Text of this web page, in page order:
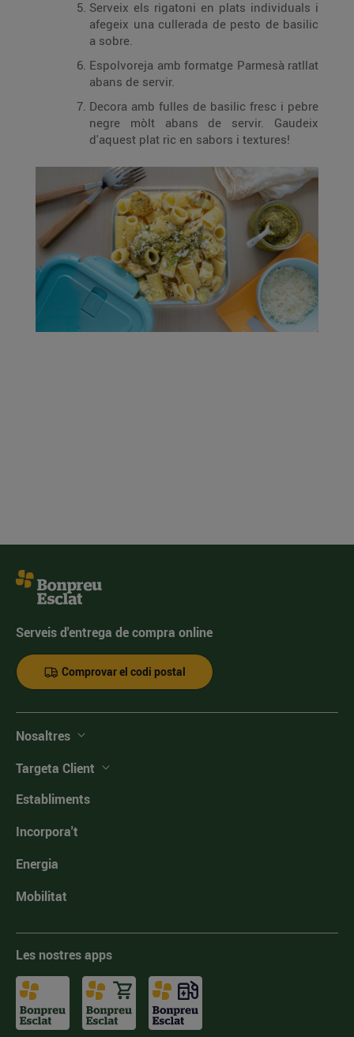
Serveix els rigatoni en plats individuals i
afegeix una cullerada de pesto de basilic
a sobre.
Espolvoreja amb formatge Parmesà ratllat
abans de servir.
Decora amb fulles de basilic fresc i pebre
negre mòlt abans de servir. Gaudeix
d'aquest plat ric en sabors i textures!
Serveis d'entrega de compra online
Comprovar el codi postal
Nosaltres
Targeta Client
Establiments
Incorpora't
Energia
Mobilitat
Les nostres apps